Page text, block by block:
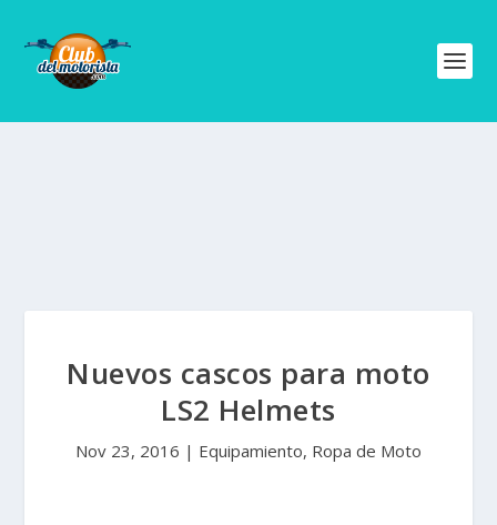
Nuevos cascos para moto
LS2 Helmets
Nov 23, 2016 | Equipamiento, Ropa de Moto